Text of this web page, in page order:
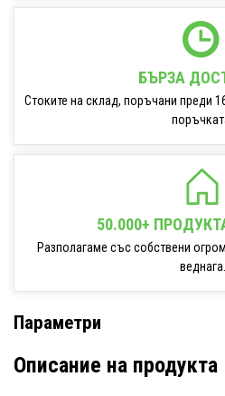
БЪРЗА
Стоките на склад, поръчани преди
50.000+
Разполагаме със собствени
веднага.
Параметри
Описание на продукта